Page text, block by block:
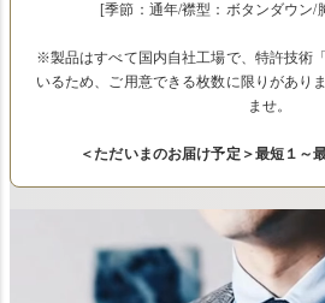
[季節：通年/襟型：ボタンダウン/
※製品はすべて国内自社工場で、特許技術
いるため、ご用意できる枚数に限りがあり
ませ。
＜ただいまのお届け予定＞最短１～